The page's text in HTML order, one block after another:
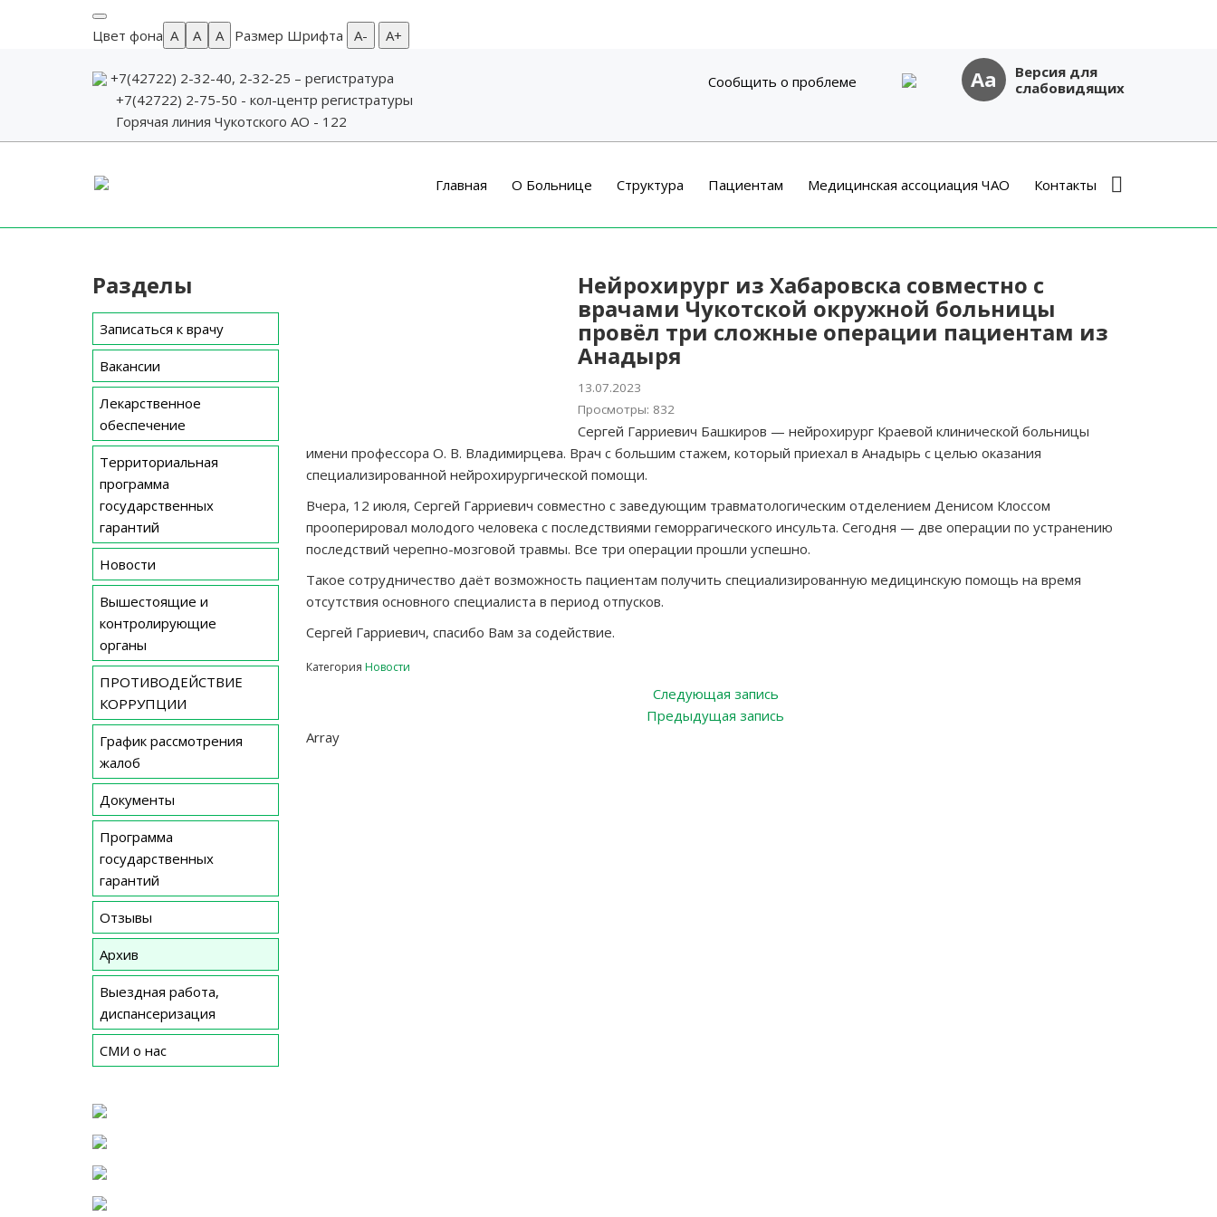
Цвет фона A A A Размер Шрифта А- А+
+7(42722) 2-32-40, 2-32-25 – регистратура
+7(42722) 2-75-50 - кол-центр регистратуры
Горячая линия Чукотского АО - 122
Сообщить о проблеме Aa
Версия для
слабовидящих
Главная О Больнице Структура Пациентам Медицинская ассоциация ЧАО Контакты
Разделы
Записаться к врачу
Вакансии
Лекарственное
обеспечение
Территориальная
программа
государственных
гарантий
Новости
Вышестоящие и
контролирующие
органы
ПРОТИВОДЕЙСТВИЕ
КОРРУПЦИИ
График рассмотрения
жалоб
Документы
Программа
государственных
гарантий
Отзывы
Архив
Выездная работа,
диспансеризация
СМИ о нас
Нейрохирург из Хабаровска совместно с
врачами Чукотской окружной больницы
провёл три сложные операции пациентам из
Анадыря
13.07.2023
Просмотры: 832
Сергей Гарриевич Башкиров — нейрохирург Краевой клинической больницы
имени профессора О. В. Владимирцева. Врач с большим стажем, который приехал в Анадырь с целью оказания
специализированной нейрохирургической помощи.
Вчера, 12 июля, Сергей Гарриевич совместно с заведующим травматологическим отделением Денисом Клоссом
прооперировал молодого человека с последствиями геморрагического инсульта. Сегодня — две операции по устранению
последствий черепно-мозговой травмы. Все три операции прошли успешно.
Такое сотрудничество даёт возможность пациентам получить специализированную медицинскую помощь на время
отсутствия основного специалиста в период отпусков.
Сергей Гарриевич, спасибо Вам за содействие.
КатегорияНовости
по
Следующая записьСледующая
запись
Предыдущая запись
Array